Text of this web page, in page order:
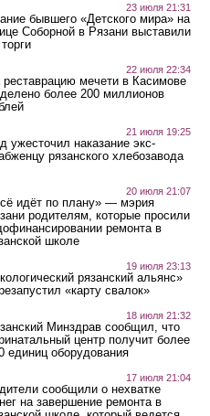
23 июля 21:31
бывшего «Детского мира» на
Соборной в Рязани выставили
22 июля 22:34
реставрацию мечети в Касимове
более 200 миллионов
21 июля 19:25
ужесточил наказание экс-
рязанского хлебозавода
20 июля 21:07
идёт по плану» — мэрия
родителям, которые просили
ремонта в
школе
19 июля 23:13
рязанский альянс»
«карту свалок»
18 июля 21:32
Минздрав сообщил, что
центр получит более
единиц оборудования
17 июля 21:04
сообщили о нехватке
на завершение ремонта в